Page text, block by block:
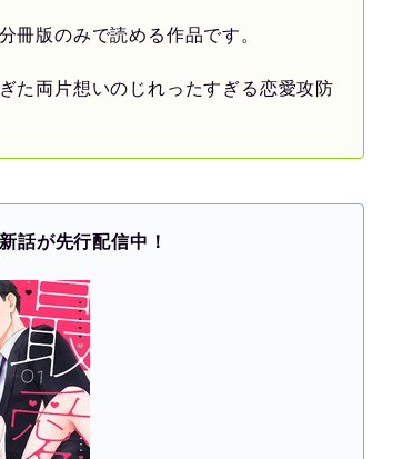
冊版のみで読める作品です。
た両片想いのじれったすぎる恋愛攻防
話が先行配信中！